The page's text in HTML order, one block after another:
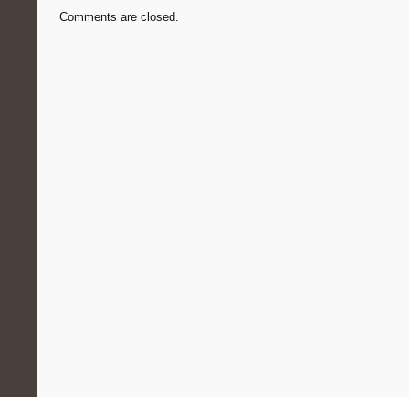
Comments are closed.